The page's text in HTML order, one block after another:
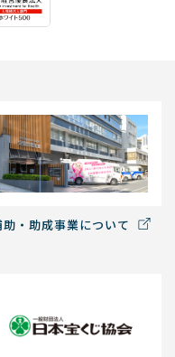
助・助成事業について